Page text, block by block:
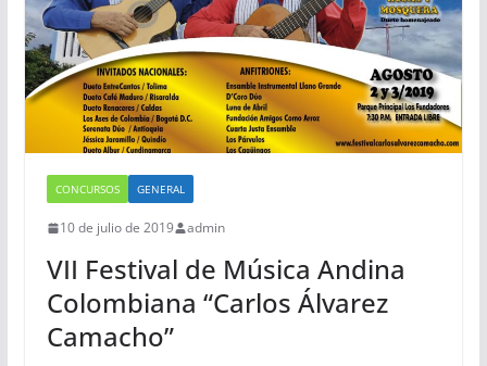
CONCURSOS GENERAL
10 de julio de 2019 admin
VII Festival de Música Andina
Colombiana “Carlos Álvarez
Camacho”